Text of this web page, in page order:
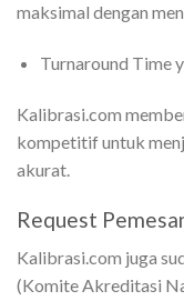
maksimal dengan
Turnaround Time
Kalibrasi.com
kompetitif untuk
akurat.
Request
Kalibrasi.com juga
(Komite Akreditasi